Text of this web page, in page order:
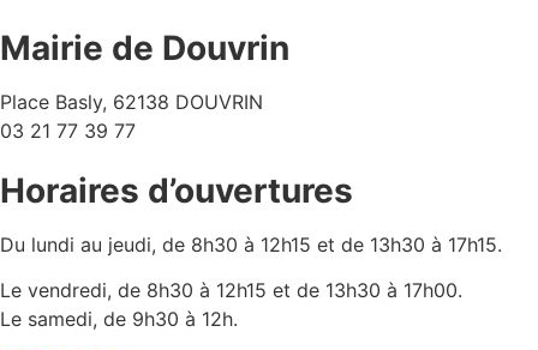
Mairie de Douvrin
Place Basly, 62138 DOUVRIN
03 21 77 39 77
Horaires d’ouvertures
Du lundi au jeudi, de 8h30 à 12h15 et de 13h30 à 17h15.
Le vendredi, de 8h30 à 12h15 et de 13h30 à 17h00.
Le samedi, de 9h30 à 12h.